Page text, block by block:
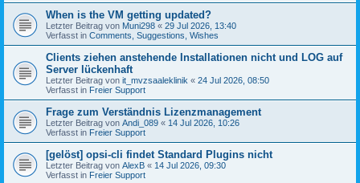
When is the VM getting updated?
Letzter Beitrag von Muni298 « 29 Jul 2026, 13:40
Verfasst in Comments, Suggestions, Wishes
Clients ziehen anstehende Installationen nicht und LOG auf
Server lückenhaft
Letzter Beitrag von it_mvzsaaleklinik « 24 Jul 2026, 08:50
Verfasst in Freier Support
Frage zum Verständnis Lizenzmanagement
Letzter Beitrag von Andi_089 « 14 Jul 2026, 10:26
Verfasst in Freier Support
[gelöst] opsi-cli findet Standard Plugins nicht
Letzter Beitrag von AlexB « 14 Jul 2026, 09:30
Verfasst in Freier Support